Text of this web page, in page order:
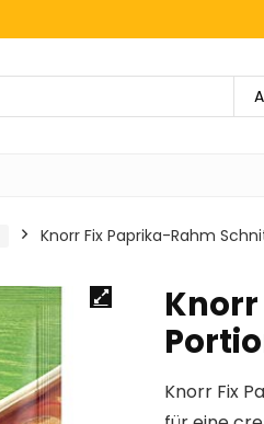
Knorr Fix Paprika-Rahm
Knorr Fix